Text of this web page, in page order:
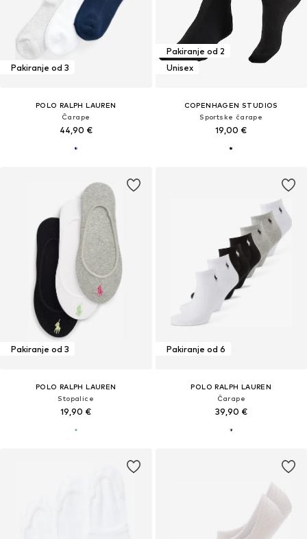
Pakiranje od 3
POLO RALPH LAUREN
Čarape
44,90 €
Pakiranje od 2
Unisex
COPENHAGEN STUDIOS
Sportske čarape
19,00 €
Pakiranje od 3
POLO RALPH LAUREN
Stopalice
19,90 €
Pakiranje od 6
POLO RALPH LAUREN
Čarape
39,90 €